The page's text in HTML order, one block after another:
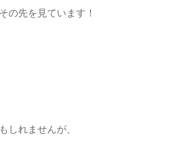
の先を見ています！
しれませんが、